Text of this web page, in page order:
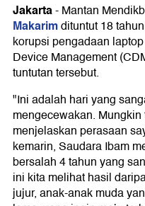
Jakarta-Mantan
Makarimdituntut 18
korupsi pengadaan
Device Management
tuntutan tersebut.
"Ini adalah hari yang
mengecewakan.
menjelaskan perasaan
kemarin, Saudara Ibam
bersalah 4 tahun yang
ini kita melihat hasil
jujur, anak-anak muda